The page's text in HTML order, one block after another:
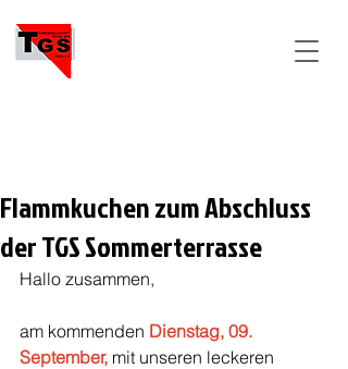
Flammkuchen zum Abschluss
der TGS Sommerterrasse
Hallo zusammen,
am kommenden Dienstag, 09.
September, mit unseren leckeren